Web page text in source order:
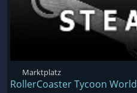
Marktplatz
RollerCoaster Tycoon World